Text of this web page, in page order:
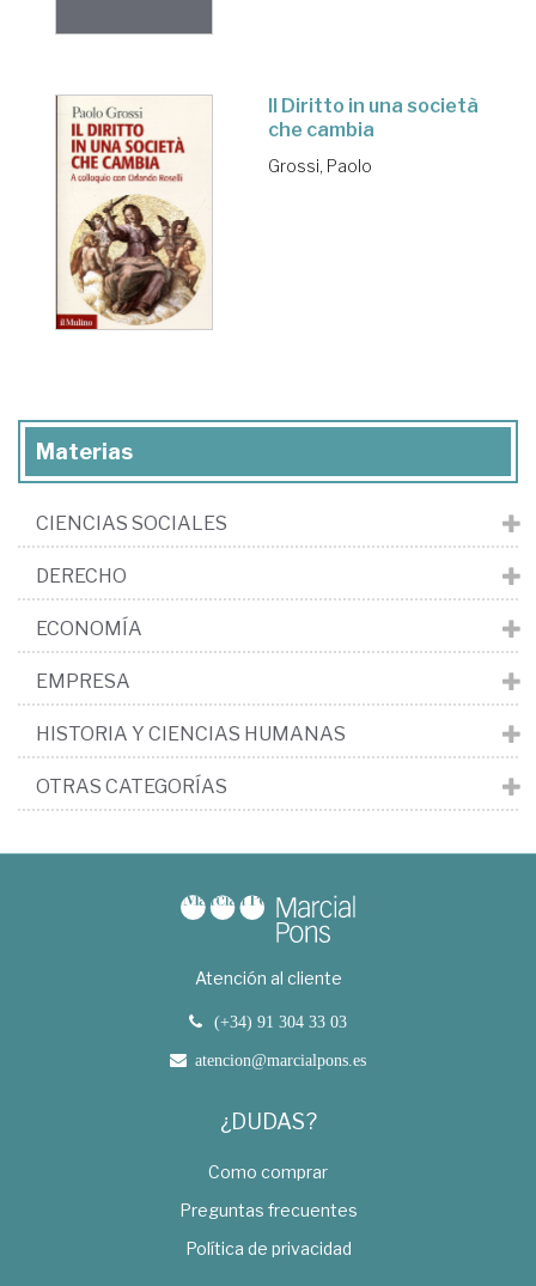
Il Diritto in una società
che cambia
Grossi, Paolo
Materias
CIENCIAS SOCIALES
DERECHO
ECONOMÍA
EMPRESA
HISTORIA Y CIENCIAS HUMANAS
OTRAS CATEGORÍAS
Atención al cliente
(+34) 91 304 33 03
atencion@marcialpons.es
¿DUDAS?
Como comprar
Preguntas frecuentes
Política de privacidad